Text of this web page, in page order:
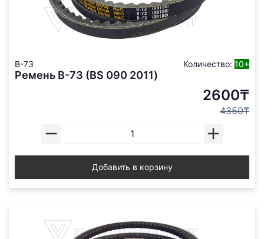
B-73 Количество: 10+
Ремень В-73 (BS 090 2011)
2600₸
4350₸
Добавить в корзину